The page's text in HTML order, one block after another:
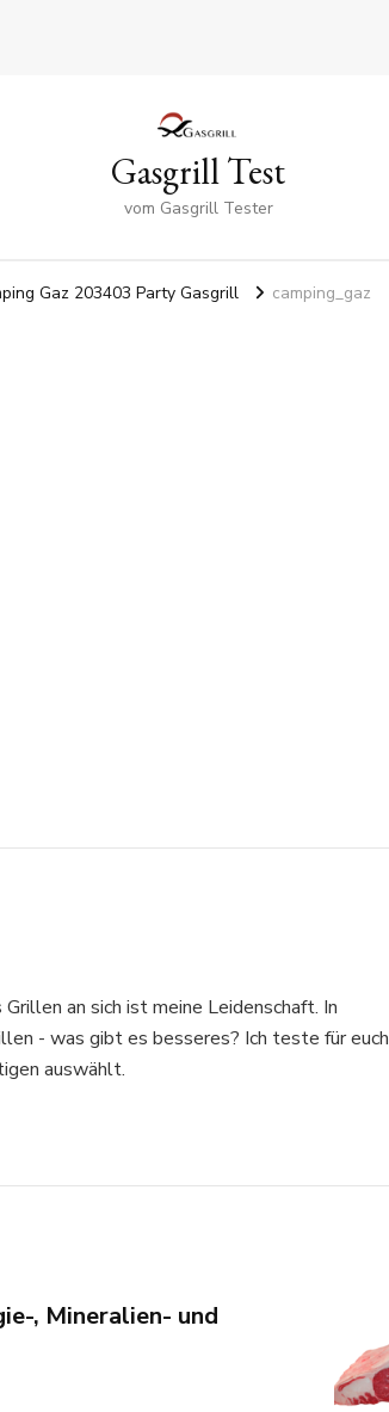
Gasgrill Test
vom Gasgrill Tester
Gaz 203403 Party Gasgrill camping_gaz
an sich ist meine Leidenschaft. In
- was gibt es besseres? Ich teste für euch
auswählt.
, Mineralien- und